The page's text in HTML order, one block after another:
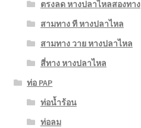
ตรงลด หางปลาไหลสองทาง
สามทาง ที หางปลาไหล
สามทาง วาย หางปลาไหล
สี่ทาง หางปลาไหล
ท่อ PAP
ท่อน้ำร้อน
ท่อลม